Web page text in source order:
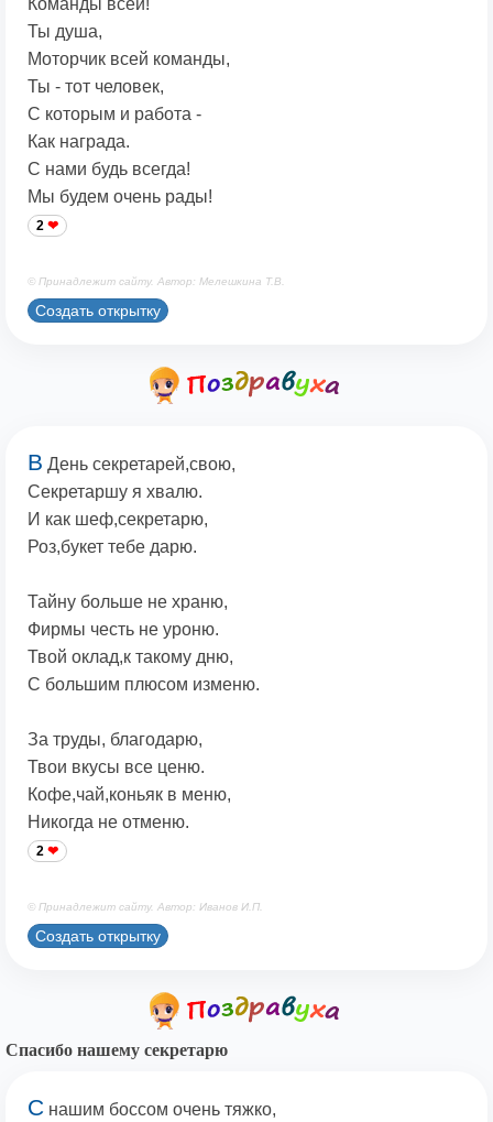
Команды всей!
Ты душа,
Моторчик всей команды,
Ты - тот человек,
С которым и работа -
Как награда.
С нами будь всегда!
Мы будем очень рады!
2
© Принадлежит сайту. Автор: Мелешкина Т.В.
Создать открытку
В День секретарей,свою,
Секретаршу я хвалю.
И как шеф,секретарю,
Роз,букет тебе дарю.
Тайну больше не храню,
Фирмы честь не уроню.
Твой оклад,к такому дню,
С большим плюсом изменю.
За труды, благодарю,
Твои вкусы все ценю.
Кофе,чай,коньяк в меню,
Никогда не отменю.
2
© Принадлежит сайту. Автор: Иванов И.П.
Создать открытку
Спасибо нашему секретарю
С нашим боссом очень тяжко,